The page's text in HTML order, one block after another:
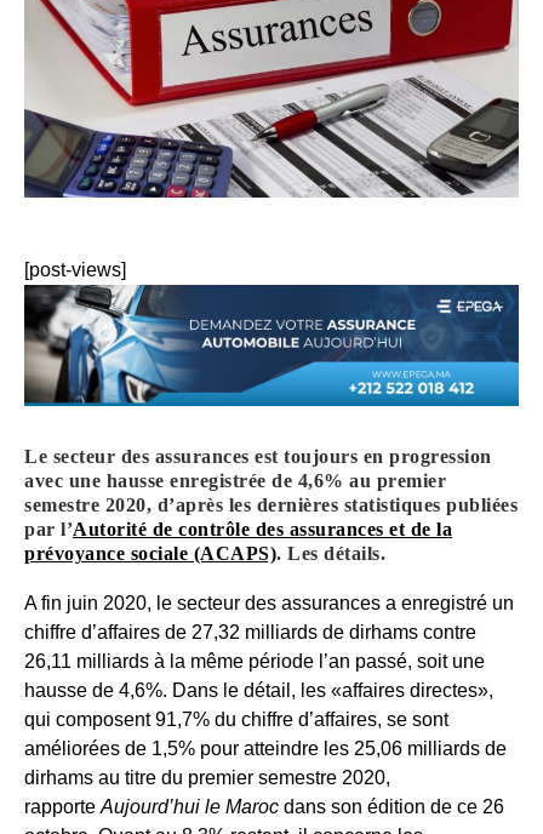
[post-views]
Le secteur des assurances est toujours en progression
avec une hausse enregistrée de 4,6% au premier
semestre 2020, d’après les dernières statistiques publiées
par l’Autorité de contrôle des assurances et de la
prévoyance sociale (ACAPS). Les détails.
A fin juin 2020, le secteur des assurances a enregistré un
chiffre d’affaires de 27,32 milliards de dirhams contre
26,11 milliards à la même période l’an passé, soit une
hausse de 4,6%. Dans le détail, les «affaires directes»,
qui composent 91,7% du chiffre d’affaires, se sont
améliorées de 1,5% pour atteindre les 25,06 milliards de
dirhams au titre du premier semestre 2020,
rapporte Aujourd’hui le Maroc dans son édition de ce 26